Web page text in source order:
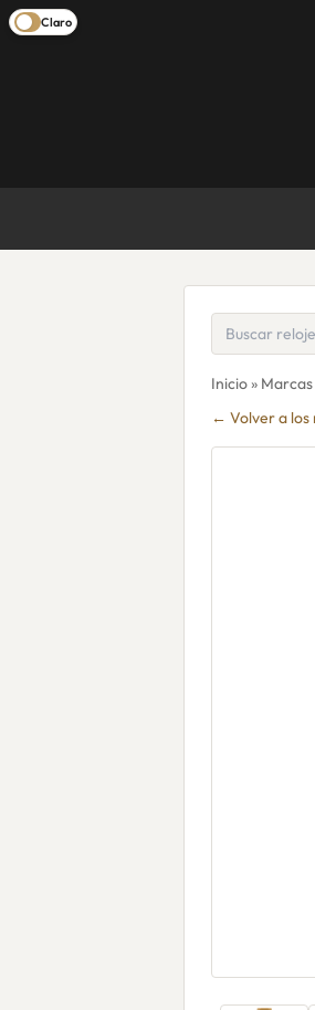
Claro
Inicio» Marcas
← Volver a los